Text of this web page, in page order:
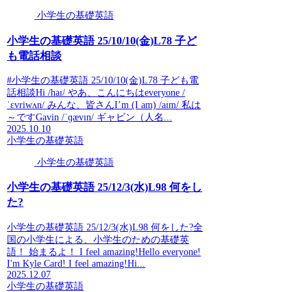
小学生の基礎英語
小学生の基礎英語 25/10/10(金)L78 子ど
も電話相談
#小学生の基礎英語 25/10/10(金)L78 子ども電
話相談Hi /haɪ/ やあ、こんにちはeveryone /
ˈɛvriwʌn/ みんな、皆さんI’m (I am) /aɪm/ 私は
～ですGavin /ˈɡævɪn/ ギャビン（人名...
2025.10.10
小学生の基礎英語
小学生の基礎英語
小学生の基礎英語 25/12/3(水)L98 何をし
た?
小学生の基礎英語 25/12/3(水)L98 何をした?全
国の小学生による、小学生のための基礎英
語！ 始まるよ！ I feel amazing!Hello everyone!
I'm Kyle Card! I feel amazing!Hi...
2025.12.07
小学生の基礎英語